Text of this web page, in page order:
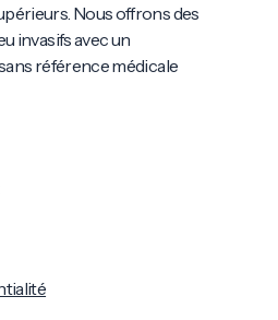
Nous offrons des
invasifs avec un
référence médicale